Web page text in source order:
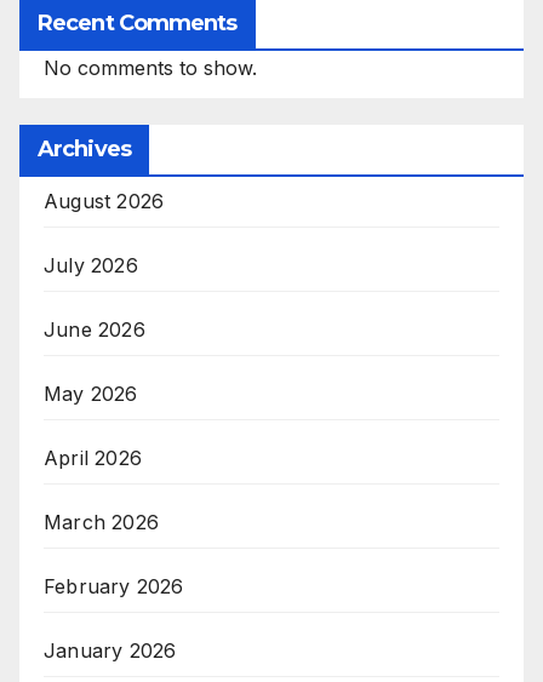
Recent Comments
No comments to show.
Archives
August 2026
July 2026
June 2026
May 2026
April 2026
March 2026
February 2026
January 2026